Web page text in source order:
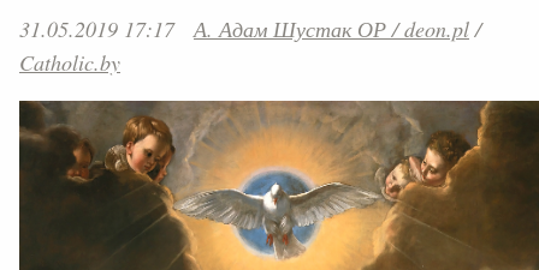
31.05.2019 17:17 А. Адам Шустак ОР / deon.pl/
Catholic.by